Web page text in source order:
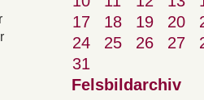
17
18 19 20
24
25 26 27
31
Felsbildarchiv